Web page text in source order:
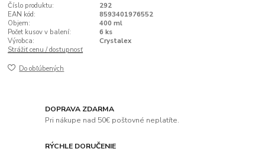
Číslo produktu:
292
EAN kód:
8593401976552
Objem:
400 ml
Počet kusov v balení:
6 ks
Výrobca:
Crystalex
Strážiť cenu / dostupnosť
Do obľúbených
DOPRAVA ZDARMA
Pri nákupe nad 50€ poštovné neplatíte.
RÝCHLE DORUČENIE